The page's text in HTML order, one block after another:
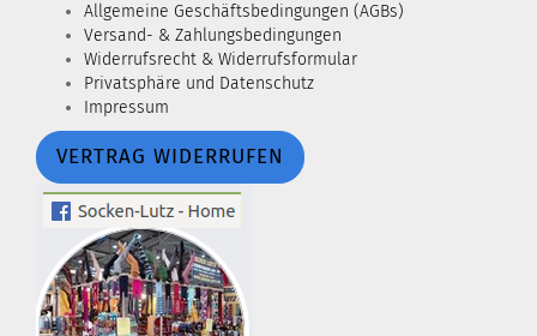
Allgemeine Geschäftsbedingungen (AGBs)
Versand- & Zahlungsbedingungen
Widerrufsrecht & Widerrufsformular
Privatsphäre und Datenschutz
Impressum
VERTRAG WIDERRUFEN